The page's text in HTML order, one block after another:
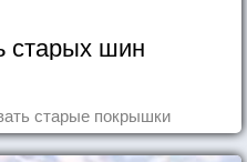
старых шин
старые покрышки